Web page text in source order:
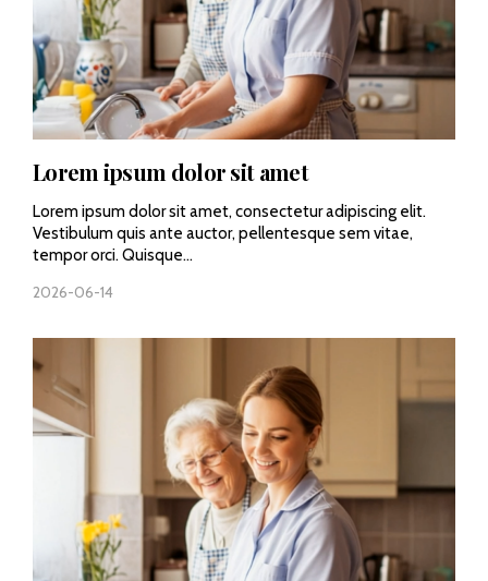
Lorem ipsum dolor sit amet
Lorem ipsum dolor sit amet, consectetur adipiscing elit.
Vestibulum quis ante auctor, pellentesque sem vitae,
tempor orci. Quisque...
2026-06-14